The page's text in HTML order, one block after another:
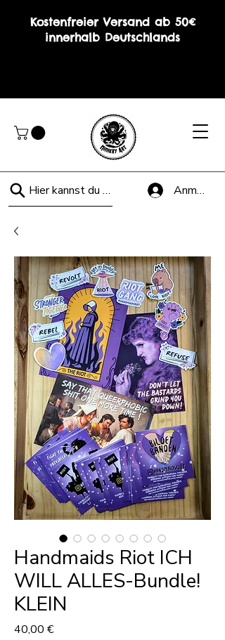
Kostenfreier Versand ab 50€
innerhalb Deutschlands
Hier kannst du suchen! Anmelden
Handmaids Riot ICH
WILL ALLES-Bundle!
KLEIN
40,00 €Preis